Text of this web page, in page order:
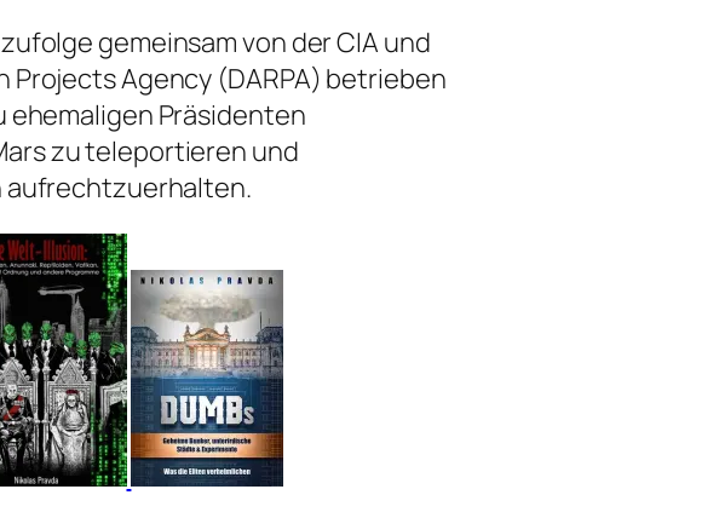
gemeinsam von der CIA und
Projects Agency (DARPA) betrieben
Präsidenten
zu teleportieren und
aufrechtzuerhalten.